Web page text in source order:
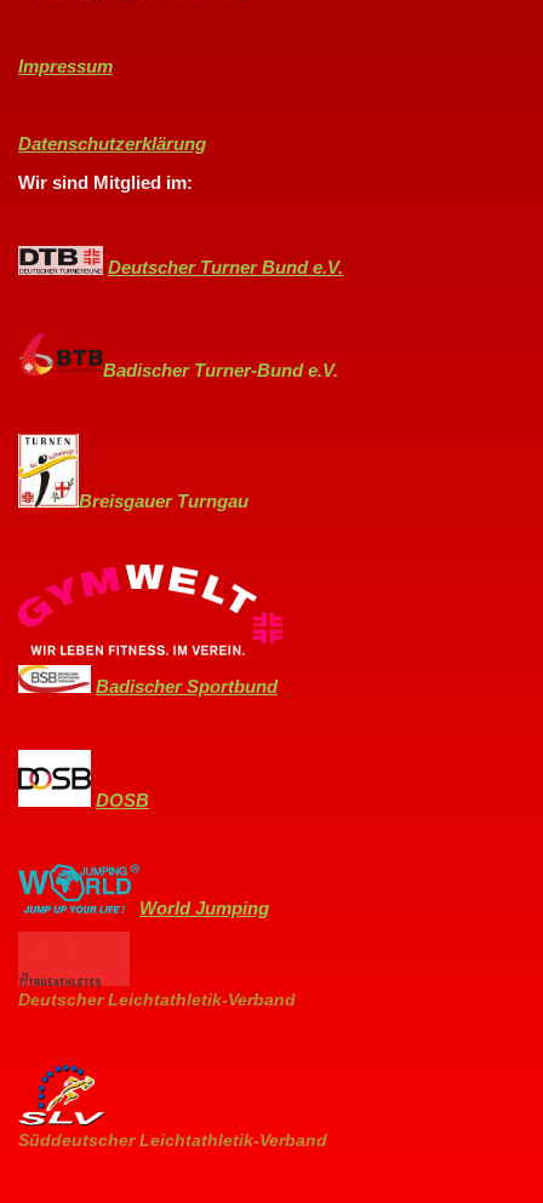
Impressum
Datenschutzerklärung
Wir sind Mitglied im:
Deutscher Turner Bund e.V.
Badischer Turner-Bund e.V.
Breisgauer Turngau
Badischer Sportbund
DOSB
World Jumping
Deutscher Leichtathletik-Verband
Süddeutscher Leichtathletik-Verband